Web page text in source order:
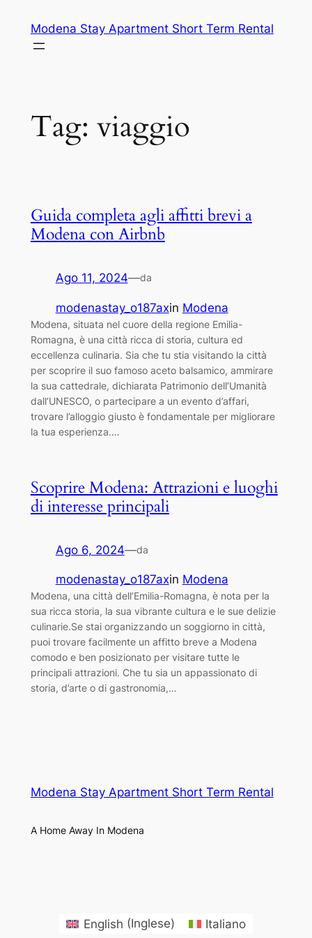
contenuto
Modena Stay Apartment Short Term Rental
Tag: viaggio
Guida completa agli affitti brevi a
Modena con Airbnb
Ago 11, 2024—da
modenastay_o187axin Modena
Modena, situata nel cuore della regione Emilia-
Romagna, è una città ricca di storia, cultura ed
eccellenza culinaria. Sia che tu stia visitando la città
per scoprire il suo famoso aceto balsamico, ammirare
la sua cattedrale, dichiarata Patrimonio dell’Umanità
dall’UNESCO, o partecipare a un evento d’affari,
trovare l’alloggio giusto è fondamentale per migliorare
la tua esperienza.…
Scoprire Modena: Attrazioni e luoghi
di interesse principali
Ago 6, 2024—da
modenastay_o187axin Modena
Modena, una città dell’Emilia-Romagna, è nota per la
sua ricca storia, la sua vibrante cultura e le sue delizie
culinarie.Se stai organizzando un soggiorno in città,
puoi trovare facilmente un affitto breve a Modena
comodo e ben posizionato per visitare tutte le
principali attrazioni. Che tu sia un appassionato di
storia, d’arte o di gastronomia,…
Modena Stay Apartment Short Term Rental
A Home Away In Modena
English (Inglese) Italiano